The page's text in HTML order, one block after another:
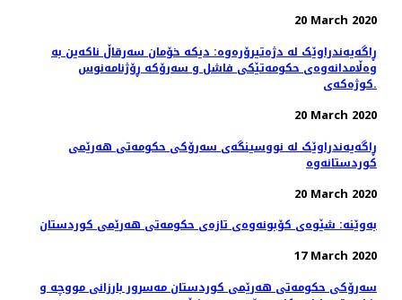
20 March 2020
ڕاگەیەندراوێک لە دژەتیرۆرەوە: دیکە خۆمان سەرقاڵ ناکەین بە
وەڵامدانەوەی حکومەتێکی فاشل و سەرۆکە ڕۆژنامەنوس
کوژەکەی.
20 March 2020
ڕاگەیەندراوێک لە نووسینگەی سەرۆکی حکومەتی هەرێمی
کوردستانەوە
20 March 2020
بەوێنە: شێوەی کۆبونەوەی تازەی حکومەتی هەرێمی کوردستان
17 March 2020
سەرۆکی حکومەتی هەرێمی کوردستان مەسرور بارزانی مووچە و